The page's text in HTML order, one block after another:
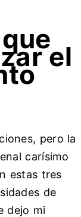
el
pero la
carísimo
estas tres
de
dejo mi